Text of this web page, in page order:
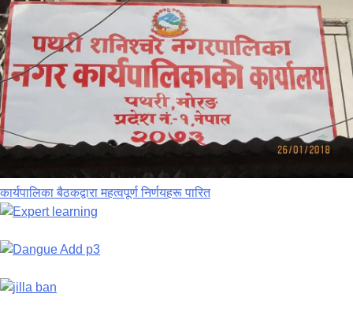
कार्यपालिका बैठकद्वारा महत्वपूर्ण निर्णयहरू पारित